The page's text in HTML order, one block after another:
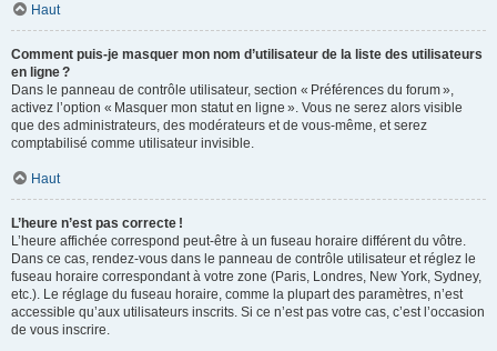
Haut
Comment puis-je masquer mon nom d’utilisateur de la liste des utilisateurs
en ligne ?
Dans le panneau de contrôle utilisateur, section « Préférences du forum »,
activez l’option « Masquer mon statut en ligne ». Vous ne serez alors visible
que des administrateurs, des modérateurs et de vous-même, et serez
comptabilisé comme utilisateur invisible.
Haut
L’heure n’est pas correcte !
L’heure affichée correspond peut-être à un fuseau horaire différent du vôtre.
Dans ce cas, rendez-vous dans le panneau de contrôle utilisateur et réglez le
fuseau horaire correspondant à votre zone (Paris, Londres, New York, Sydney,
etc.). Le réglage du fuseau horaire, comme la plupart des paramètres, n’est
accessible qu’aux utilisateurs inscrits. Si ce n’est pas votre cas, c’est l’occasion
de vous inscrire.